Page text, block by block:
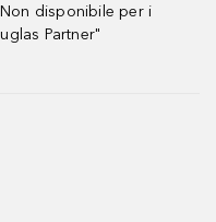
disponibile per i
Partner"